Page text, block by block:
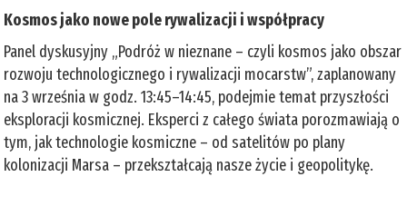
Kosmos jako nowe pole rywalizacji i współpracy
Panel dyskusyjny „Podróż w nieznane – czyli kosmos jako obszar
rozwoju technologicznego i rywalizacji mocarstw”, zaplanowany
na 3 września w godz. 13:45–14:45, podejmie temat przyszłości
eksploracji kosmicznej. Eksperci z całego świata porozmawiają o
tym, jak technologie kosmiczne – od satelitów po plany
kolonizacji Marsa – przekształcają nasze życie i geopolitykę.